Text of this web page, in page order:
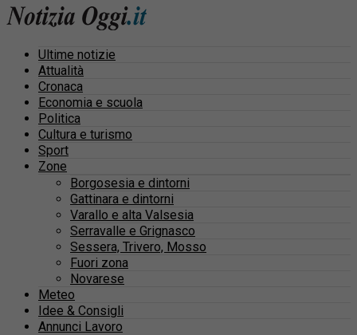
Ultime notizie
Attualità
Cronaca
Economia e scuola
Politica
Cultura e turismo
Sport
Zone
Borgosesia e dintorni
Gattinara e dintorni
Varallo e alta Valsesia
Serravalle e Grignasco
Sessera, Trivero, Mosso
Fuori zona
Novarese
Meteo
Idee & Consigli
Annunci Lavoro